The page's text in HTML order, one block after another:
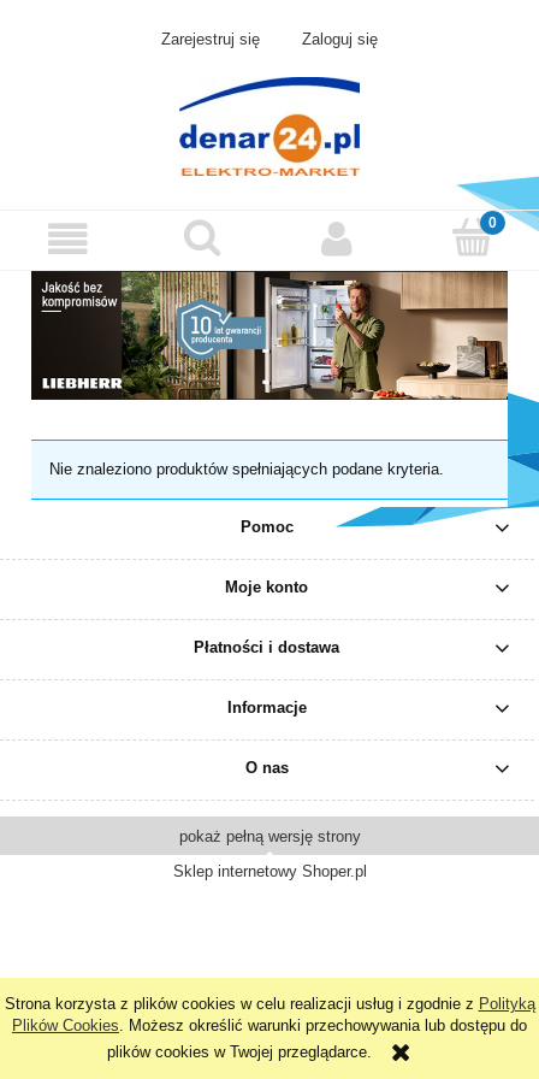
Strona korzysta z plików cookies w celu realizacji usług i zgodnie z Polityką
Plików Cookies. Możesz określić warunki przechowywania lub dostępu do
plików cookies w Twojej przeglądarce.
Zarejestruj się Zaloguj się
Nie znaleziono produktów spełniających podane kryteria.
Pomoc
Moje konto
Płatności i dostawa
Informacje
O nas
pokaż pełną wersję strony
Sklep internetowy Shoper.pl